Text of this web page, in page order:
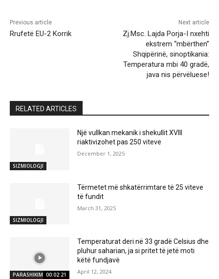
Previous article
Rrufetë EU-2 Korrik
Next article
Zj.Msc. Lajda Porja-I nxehti
ekstrem “mbërthen”
Shqipërinë, sinoptikania:
Temperatura mbi 40 gradë,
java nis përvëluese!
RELATED ARTICLES
SIZMIOLOGJI
Një vullkan mekanik i shekullit XVIII
riaktivizohet pas 250 viteve
December 1, 2025
SIZMIOLOGJI
Tërmetet më shkatërrimtare të 25 viteve
të fundit
March 31, 2025
PARASHIKIMI MOTIT
00:02:21
Temperaturat deri në 33 gradë Celsius dhe
pluhur saharian, ja si pritet të jetë moti
këtë fundjavë
April 12, 2024